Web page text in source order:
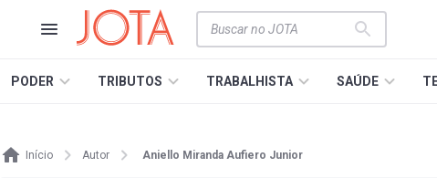
PODER TRIBUTOS TRABALHISTA SAÚDE
Início Autor Aniello Miranda Aufiero Junior